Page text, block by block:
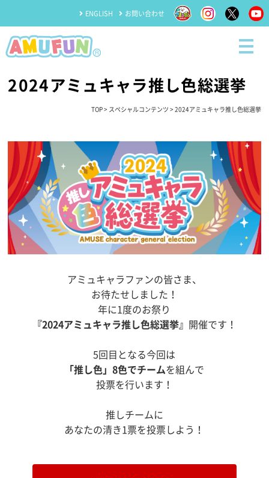
ENGLISH お問い合わせ
2024アミュキャラ推し色総選挙
TOP> スペシャルコンテンツ > 2024アミュキャラ推し色総選挙
アミュキャラファンの皆さま、
お待たせしました！
年に1度のお祭り
『2024アミュキャラ推し色総選挙』
開催です！
5回目となる今回は
「推し色」8色でチームを組んで
投票を行います！
推しチームに
あなたの清き1票を投票しよう！